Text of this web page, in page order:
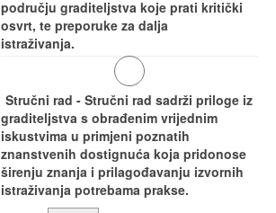
području graditeljstva koje prati kritički
osvrt, te preporuke za dalja
istraživanja.
Stručni rad - Stručni rad sadrži priloge iz
graditeljstva s obrađenim vrijednim
iskustvima u primjeni poznatih
znanstvenih dostignuća koja pridonose
širenju znanja i prilagođavanju izvornih
istraživanja potrebama prakse.